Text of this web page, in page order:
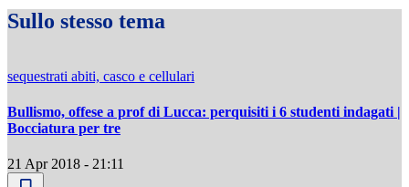
Sullo stesso tema
sequestrati abiti, casco e cellulari
Bullismo, offese a prof di Lucca: perquisiti i 6 studenti indagati |
Bocciatura per tre
21 Apr 2018 - 21:11